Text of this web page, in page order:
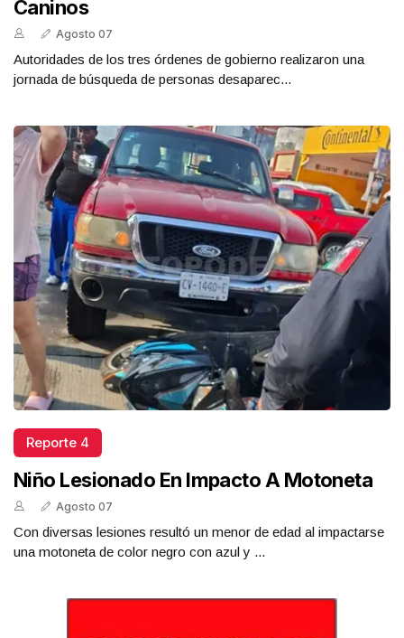
Caninos
Agosto 07
Autoridades de los tres órdenes de gobierno realizaron una
jornada de búsqueda de personas desaparec...
Reporte 4
Niño Lesionado En Impacto A Motoneta
Agosto 07
Con diversas lesiones resultó un menor de edad al impactarse
una motoneta de color negro con azul y ...